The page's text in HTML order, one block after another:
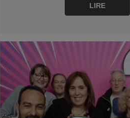
LIRE